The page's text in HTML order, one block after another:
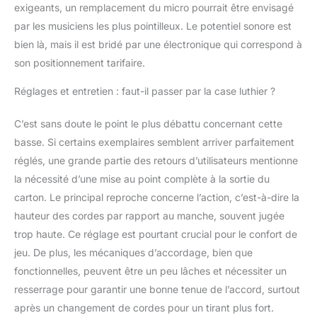
exigeants, un remplacement du micro pourrait être envisagé
par les musiciens les plus pointilleux. Le potentiel sonore est
bien là, mais il est bridé par une électronique qui correspond à
son positionnement tarifaire.
Réglages et entretien : faut-il passer par la case luthier ?
C’est sans doute le point le plus débattu concernant cette
basse. Si certains exemplaires semblent arriver parfaitement
réglés, une grande partie des retours d’utilisateurs mentionne
la nécessité d’une mise au point complète à la sortie du
carton. Le principal reproche concerne l’action, c’est-à-dire la
hauteur des cordes par rapport au manche, souvent jugée
trop haute. Ce réglage est pourtant crucial pour le confort de
jeu. De plus, les mécaniques d’accordage, bien que
fonctionnelles, peuvent être un peu lâches et nécessiter un
resserrage pour garantir une bonne tenue de l’accord, surtout
après un changement de cordes pour un tirant plus fort.